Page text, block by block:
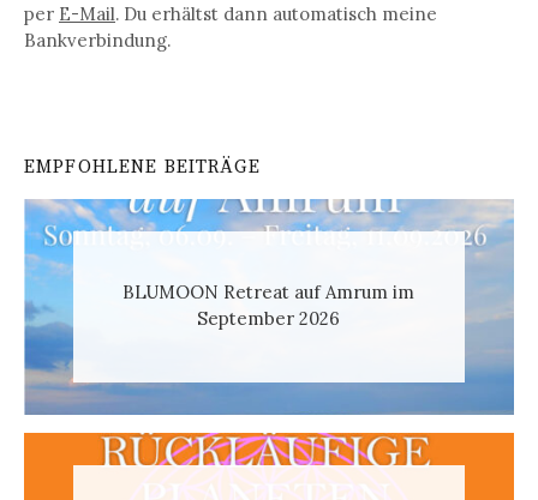
per E-Mail. Du erhältst dann automatisch meine
Bankverbindung.
EMPFOHLENE BEITRÄGE
BLUMOON Retreat auf Amrum im
September 2026